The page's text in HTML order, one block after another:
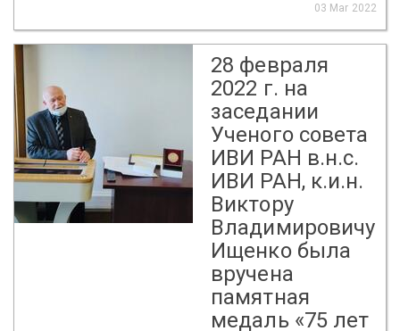
03 Mar 2022
28 февраля
2022 г. на
заседании
Ученого совета
ИВИ РАН в.н.с.
ИВИ РАН, к.и.н.
Виктору
Владимировичу
Ищенко была
вручена
памятная
медаль «75 лет